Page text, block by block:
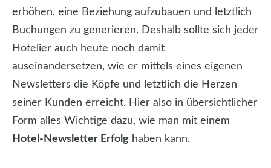
erhöhen, eine Beziehung aufzubauen und letztlich
Buchungen zu generieren. Deshalb sollte sich jeder
Hotelier auch heute noch damit
auseinandersetzen, wie er mittels eines eigenen
Newsletters die Köpfe und letztlich die Herzen
seiner Kunden erreicht. Hier also in übersichtlicher
Form alles Wichtige dazu, wie man mit einem
Hotel-Newsletter Erfolg haben kann.